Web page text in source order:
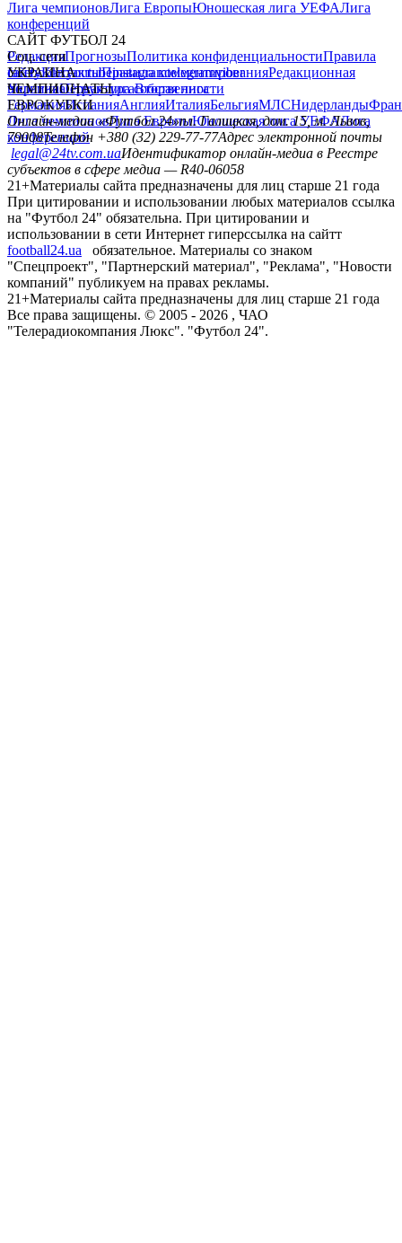
Лига чемпионовЛига ЕвропыЮношеская лига УЕФАЛига
конференций
САЙТ ФУТБОЛ 24
РедакцияПрогнозыПолитика конфиденциальностиПравила
сайтуКонтактыПравила комментированияРедакционная
политикаСтруктура собственности
Соц. сети
facebookxyoutubeinstagramtelegramviber
УКРАИНА
УкраинаПервая лигаВторая лига
ЧЕМПИОНАТЫ
ГерманияИспанияАнглияИталияБельгияМЛСНидерланды
ЕВРОКУБКИ
Лига чемпионовЛига ЕвропыЮношеская лига УЕФАЛига
конференций
Онлайн-медиа «Футбол 24»пл. Галицкая, дом. 15, м. Львов,
79008Телефон +380 (32) 229-77-77Адрес электронной почты
legal@24tv.com.uaИдентификатор онлайн-медиа в Реестре
субъектов в сфере медиа — R40-06058
21+Материалы сайта предназначены для лиц старше 21 года
При цитировании и использовании любых материалов ссылка
на "Футбол 24" обязательна. При цитировании и
использовании в сети Интернет гиперссылка на сайтт
football24.ua
обязательное. Материалы со знаком
"Спецпроект", "Партнерский материал", "Реклама", "Новости
компаний" публикуем на правах рекламы.
21+Материалы сайта предназначены для лиц старше 21 года
Все права защищены. © 2005 - 2026 , ЧАО
"Телерадиокомпания Люкс". "Футбол 24".